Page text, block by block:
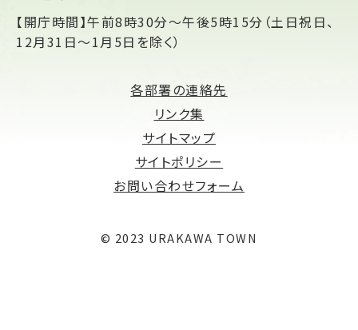
【開庁時間】午前8時30分～午後5時15分（土日祝日、
12月31日～1月5日を除く）
各部署の連絡先
リンク集
サイトマップ
サイトポリシー
お問い合わせフォーム
© 2023 URAKAWA TOWN